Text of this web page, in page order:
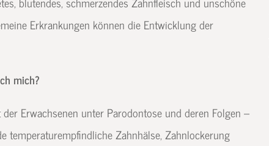
Erkrankungen können die Entwicklung der
mich?
Erwachsenen unter Parodontose und deren Folgen –
temperaturempfindliche Zahnhälse, Zahnlockerung